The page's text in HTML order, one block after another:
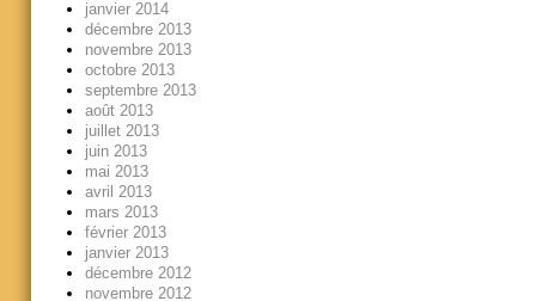
janvier 2014
décembre 2013
novembre 2013
octobre 2013
septembre 2013
août 2013
juillet 2013
juin 2013
mai 2013
avril 2013
mars 2013
février 2013
janvier 2013
décembre 2012
novembre 2012